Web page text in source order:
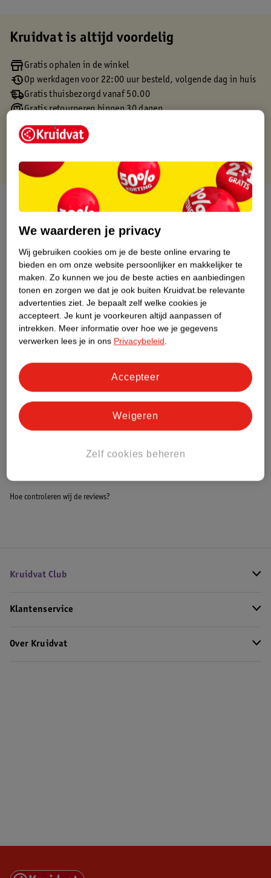
Kruidvat is altijd voordelig
Gratis ophalen in de winkel
Op werkdagen voor 22:00 uur besteld, volgende dag in huis
Gratis thuisbezorgd vanaf 50.00
Gratis retourneren binnen 30 dagen
Gratis punten met je Kruidvat kaart
Over dit product
Productinformatie
Etiketinformatie
Nature Impact Score
Dit product heeft (nog) geen Nature
Impact Score.
Meer informatie
Bestel & Bezorginformatie
Hoe controleren wij de reviews?
Kruidvat Club
Klantenservice
Over Kruidvat
We waarderen je privacy
Wij gebruiken cookies om je de beste online ervaring te
bieden en om onze website persoonlijker en makkelijker te
maken. Zo kunnen we jou de beste acties en aanbiedingen
tonen en zorgen we dat je ook buiten Kruidvat.be relevante
advertenties ziet. Je bepaalt zelf welke cookies je
accepteert. Je kunt je voorkeuren altijd aanpassen of
intrekken. Meer informatie over hoe we je gegevens
verwerken lees je in ons Privacybeleid.
Zelf cookies beheren
Weigeren
Accepteer